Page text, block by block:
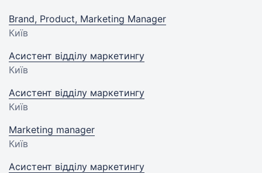
Brand, Product, Marketing Manager
Київ
Асистент відділу маркетингу
Київ
Асистент відділу маркетингу
Київ
Marketing manager
Київ
Асистент відділу маркетингу